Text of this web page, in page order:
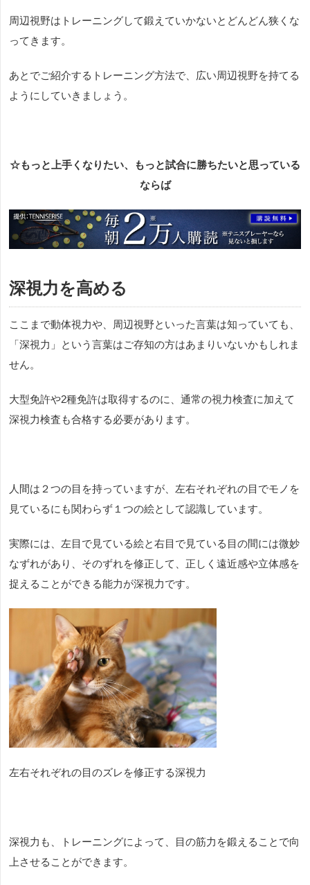
周辺視野はトレーニングして鍛えていかないとどんどん狭くな
ってきます。
あとでご紹介するトレーニング方法で、広い周辺視野を持てる
ようにしていきましょう。
☆もっと上手くなりたい、もっと試合に勝ちたいと思っている
ならば
深視力を高める
ここまで動体視力や、周辺視野といった言葉は知っていても、
「深視力」という言葉はご存知の方はあまりいないかもしれま
せん。
大型免許や2種免許は取得するのに、通常の視力検査に加えて
深視力検査も合格する必要があります。
人間は２つの目を持っていますが、左右それぞれの目でモノを
見ているにも関わらず１つの絵として認識しています。
実際には、左目で見ている絵と右目で見ている目の間には微妙
なずれがあり、そのずれを修正して、正しく遠近感や立体感を
捉えることができる能力が深視力です。
左右それぞれの目のズレを修正する深視力
深視力も、トレーニングによって、目の筋力を鍛えることで向
上させることができます。